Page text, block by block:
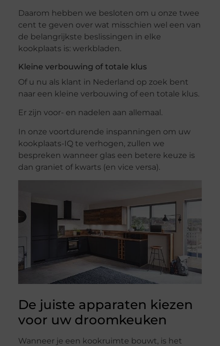
Daarom hebben we besloten om u onze twee
cent te geven over wat misschien wel een van
de belangrijkste beslissingen in elke
kookplaats is: werkbladen.
Kleine verbouwing of totale klus
Of u nu als klant in Nederland op zoek bent
naar een kleine verbouwing of een totale klus.
Er zijn voor- en nadelen aan allemaal.
In onze voortdurende inspanningen om uw
kookplaats-IQ te verhogen, zullen we
bespreken wanneer glas een betere keuze is
dan graniet of kwarts (en vice versa).
De juiste apparaten kiezen
voor uw droomkeuken
Wanneer je een kookruimte bouwt, is het